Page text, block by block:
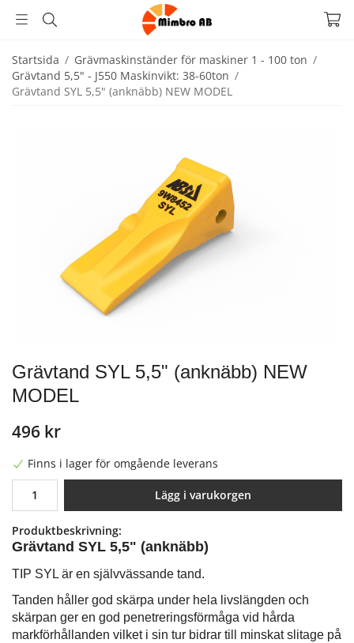
Startsida / Grävmaskinständer för maskiner 1 - 100 ton /
Grävtand 5,5" - J550 Maskinvikt: 38-60ton /
Grävtand SYL 5,5" (anknäbb) NEW MODEL
Grävtand SYL 5,5" (anknäbb) NEW
MODEL
496 kr
Finns i lager för omgående leverans
Lägg i varukorgen
Produktbeskrivning:
Grävtand SYL 5,5" (anknäbb)
TIP SYL är en självvässande tand.
Tanden håller god skärpa under hela livslängden och
skärpan ger en god penetreringsförmåga vid hårda
markförhållanden vilket i sin tur bidrar till minskat slitage på